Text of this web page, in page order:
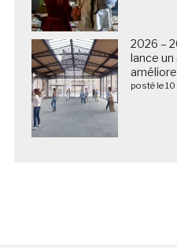
2026 –
lance
posté le